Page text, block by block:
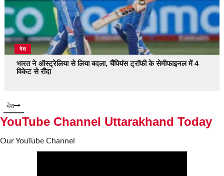
देश
भारत ने ऑस्ट्रेलिया से लिया बदला, चैंपियंस ट्रॉफी के सेमीफाइनल में 4
विकेट से रौंदा
देश
YouTube Channel Uttarakhand Today
Our YouTube Channel